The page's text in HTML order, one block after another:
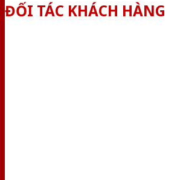
ĐỐI TÁC KHÁCH HÀNG